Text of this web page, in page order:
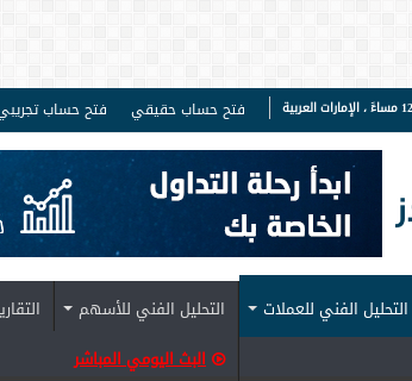
فتح حساب حقيقي فتح حساب
التحليل الفني للعملات التحليل الفني للأسهم
البث اليومي المباشر